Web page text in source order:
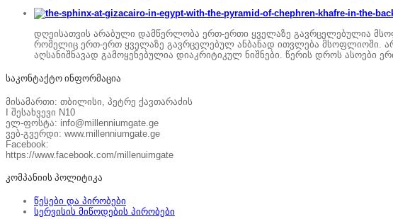
დღეისათვის არაბული დამწერლობა ერთ-ერთი ყველაზე გავრცელებულია
რომელიც ერთ-ერთ ყველაზე გავრცელებულ ანბანად ითვლება მსოფლიოში.
აღსანიშნავად გამოყენებულია დიაკრიტიკულ ნიშნები. წერის დროს ასოები
საკონტაქტო ინფორმაცია
მისამართი: თბილისი, პეტრე ქავთარაძის
I შესახვევი N10
ელ-ფოსტა: info@millenniumgate.ge
ვებ-გვერდი: www.millenniumgate.ge
Facebook:
https://www.facebook.com/millenuimgate
კომპანიის პოლიტიკა
წესები და პირობები
სერვისის მიწოდების პირობები